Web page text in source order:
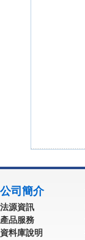
公司簡介
法源資訊
產品服務
資料庫說明